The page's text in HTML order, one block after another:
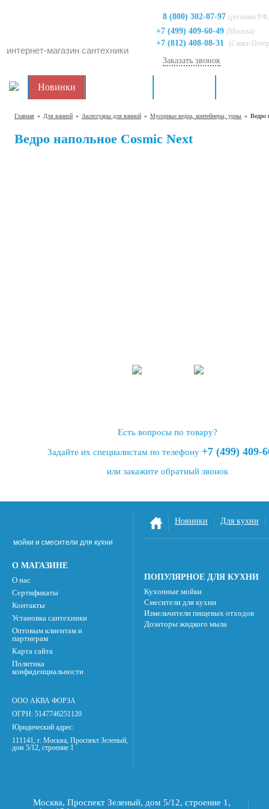
интернет-магазин сантехники
8 (800) 302-07-97 (регионы
+7 (499) 409-60-49 (Москва)
+7 (812) 408-08-31 (Санкт-
Заказать звонок
Новинки
Главная » Для ванной » Аксессуары для ванной » Мусорные ведра, контейнеры, урны » Ведро
Ведро напольное Cosmic Next
Есть вопросы по товару?
Задайте их специалистам по телефону +7 (499) 409-
или закажите обратный звонок
мойки и смесители для кухни
О МАГАЗИНЕ
О нас
Сертификаты
Контакты
Установка сантехники
Оптовым клиентам и
партнерам
Карта сайта
Политика
конфиденциальности
ООО АКВА ФОРЗА
ОГРН: 5147746251120
Юридический адрес:
111141, г. Москва, Проспект Зеленый,
дом 5/12, строение 1
Новинки Для кухни
ПОПУЛЯРНОЕ ДЛЯ КУХНИ
Кухонные мойки
Смесители для кухни
Измельчители пищевых отходов
Дозаторы жидкого мыла
Москва, Проспект Зеленый, дом 5/12, строение 1,